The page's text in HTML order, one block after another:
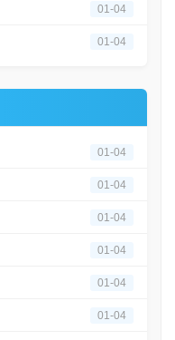
01-04
01-04
01-04
01-04
01-04
01-04
01-04
01-04